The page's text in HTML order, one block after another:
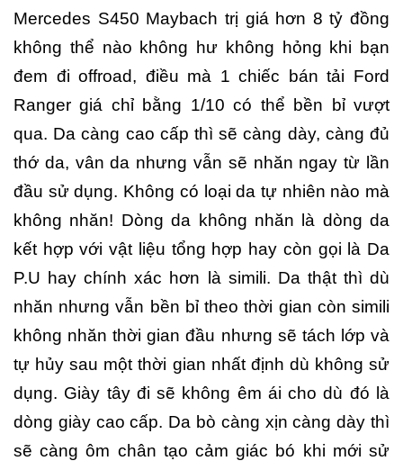
Mercedes S450 Maybach trị giá hơn 8 tỷ đồng
không thể nào không hư không hỏng khi bạn
đem đi offroad, điều mà 1 chiếc bán tải Ford
Ranger giá chỉ bằng 1/10 có thể bền bỉ vượt
qua. Da càng cao cấp thì sẽ càng dày, càng đủ
thớ da, vân da nhưng vẫn sẽ nhăn ngay từ lần
đầu sử dụng. Không có loại da tự nhiên nào mà
không nhăn! Dòng da không nhăn là dòng da
kết hợp với vật liệu tổng hợp hay còn gọi là Da
P.U hay chính xác hơn là simili. Da thật thì dù
nhăn nhưng vẫn bền bỉ theo thời gian còn simili
không nhăn thời gian đầu nhưng sẽ tách lớp và
tự hủy sau một thời gian nhất định dù không sử
dụng. Giày tây đi sẽ không êm ái cho dù đó là
dòng giày cao cấp. Da bò càng xịn càng dày thì
sẽ càng ôm chân tạo cảm giác bó khi mới sử